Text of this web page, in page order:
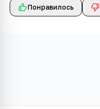
Понравилось